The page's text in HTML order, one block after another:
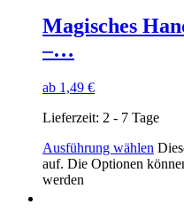
Magisches
–…
ab 1,49 €
Lieferzeit: 2 - 7 Tage
Ausführung wählen
auf. Die Optionen
werden